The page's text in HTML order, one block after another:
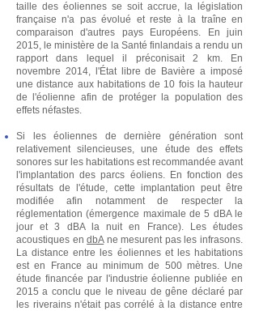
taille des éoliennes se soit accrue, la législation
française n'a pas évolué et reste à la traîne en
comparaison d'autres pays Européens. En juin
2015, le ministère de la Santé finlandais a rendu un
rapport dans lequel il préconisait 2 km. En
novembre 2014, l'État libre de Bavière a imposé
une distance aux habitations de 10 fois la hauteur
de l'éolienne afin de protéger la population des
effets néfastes.
Si les éoliennes de dernière génération sont
relativement silencieuses, une étude des effets
sonores sur les habitations est recommandée avant
l'implantation des parcs éoliens. En fonction des
résultats de l'étude, cette implantation peut être
modifiée afin notamment de respecter la
réglementation (émergence maximale de 5 dBA le
jour et 3 dBA la nuit en France). Les études
acoustiques endbAne mesurent pas les infrasons.
La distance entre les éoliennes et les habitations
est en France au minimum de 500 mètres. Une
étude financée par l'industrie éolienne publiée en
2015 a conclu que le niveau de gêne déclaré par
les riverains n'était pas corrélé à la distance entre